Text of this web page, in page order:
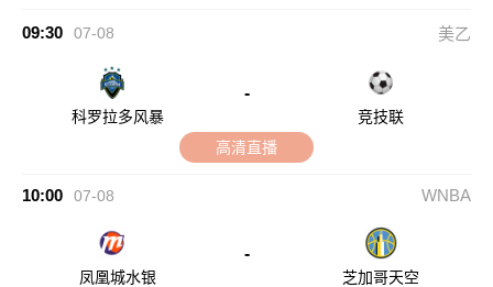
09:30 07-08 美乙
科罗拉多风暴
-
竞技联
高清直播
10:00 07-08 WNBA
凤凰城水银
-
芝加哥天空